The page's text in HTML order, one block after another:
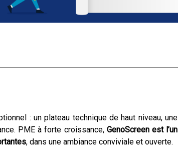
: un plateau technique de haut niveau, une
PME à forte croissance, GenoScreen est l’un
, dans une ambiance conviviale et ouverte.